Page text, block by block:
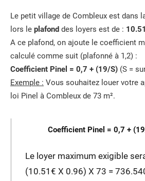
Le petit village de Combleux est dans
lors le plafond des loyers est de :
A ce plafond, on ajoute le coefficient
calculé comme suit (plafonné à 1,2) :
Coefficient Pinel = 0,7 + (19/S) (S =
Exemple : Vous souhaitez louer votre
loi Pinel à Combleux de 73 m².
Coefficient Pinel = 0,7 +
Le loyer maximum exigible
(10.51€ X 0.96) X 73 =